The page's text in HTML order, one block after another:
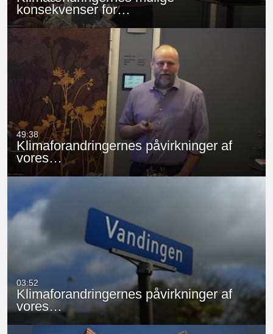
konsekvenser for…
49:38
Klimaforandringernes påvirkninger af
vores…
03:52
Klimaforandringernes påvirkninger af
vores…